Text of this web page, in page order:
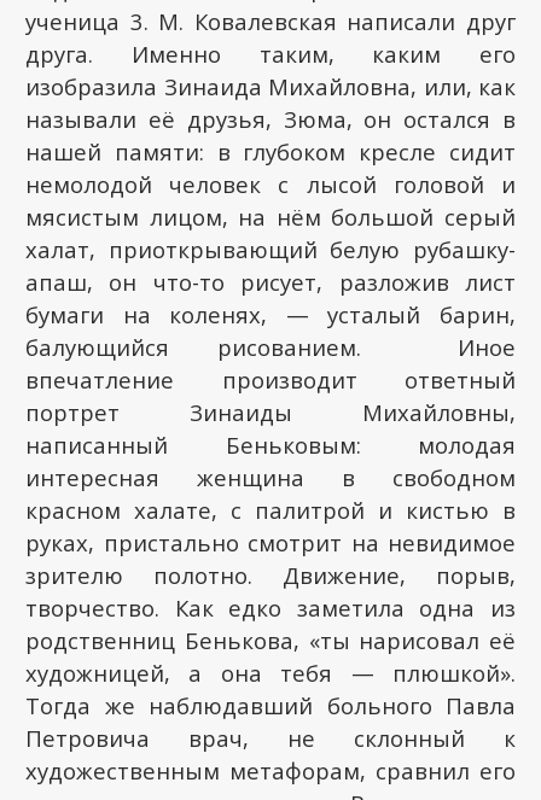
ученица 3. М. Ковалевская написали друг
друга. Именно таким, каким его
изобразила Зинаида Михайловна, или, как
называли её друзья, Зюма, он остался в
нашей памяти: в глубоком кресле сидит
немолодой человек с лысой головой и
мясистым лицом, на нём большой серый
халат, приоткрывающий белую рубашку-
апаш, он что-то рисует, разложив лист
бумаги на коленях, — усталый барин,
балующийся рисованием. Иное
впечатление производит ответный
портрет Зинаиды Михайловны,
написанный Беньковым: молодая
интересная женщина в свободном
красном халате, с палитрой и кистью в
руках, пристально смотрит на невидимое
зрителю полотно. Движение, порыв,
творчество. Как едко заметила одна из
родственниц Бенькова, «ты нарисовал её
художницей, а она тебя — плюшкой».
Тогда же наблюдавший больного Павла
Петровича врач, не склонный к
художественным метафорам, сравнил его